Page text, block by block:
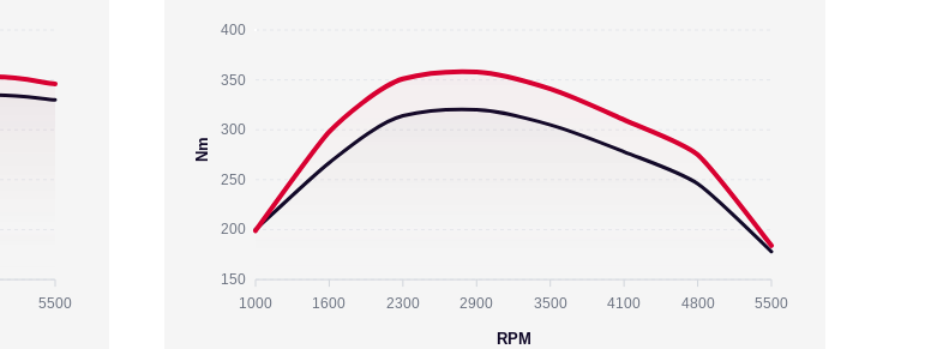
5500
400
350
300
250
200
150
Nm
1000 1600 2300 2900 3500 4100 4800 5500
RPM